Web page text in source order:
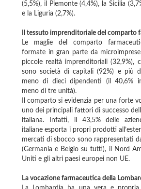
(5,5%), il Piemonte (4,4%), la Sicilia
e la Liguria (2,7%).
Il tessuto imprenditoriale del comparto
Le maglie del comparto
formate in gran parte da
piccole realtà imprenditoriali (32,9%),
sono società di capitali (92%) e più
meno di dieci dipendenti (il 40,6%
meno di tre unità).
Il comparto si evidenzia per una forte
uno dei principali fattori di successo
italiana. Infatti, il 43,5% delle
italiane esporta i propri prodotti
mercati di sbocco sono rappresentati
(Germania e Belgio su tutti), il Nord
Uniti e gli altri paesi europei non UE.
La vocazione farmaceutica della